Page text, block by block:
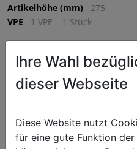
Artikelhöhe (mm)
275
VPE
1 VPE = 1 Stück
€ 223,50
exkl. MwSt. (€ 268,20 inkl.
Lieferzeit: 5-7 Werktage
^
^
IN DEN
Ihre Wahl
dieser Webseite
Diese Website nutzt
für eine gute Funktion